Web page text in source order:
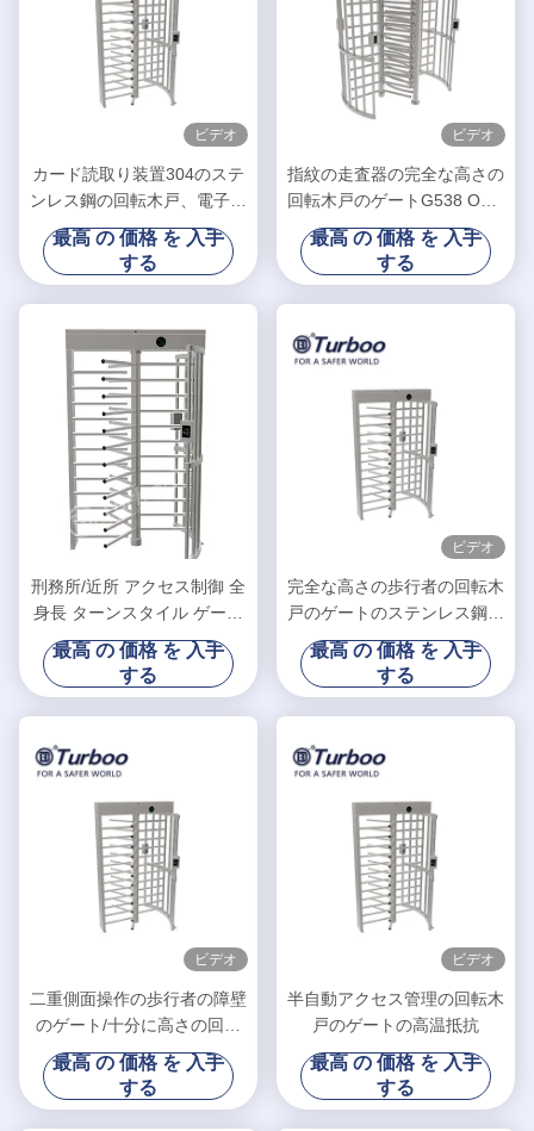
ビデオ
カード読取り装置304のステ
ンレス鋼の回転木戸、電子回
転木戸のゲート
最高 の 価格 を 入手
する
ビデオ
指紋の走査器の完全な高さの
回転木戸のゲートG538 OEM
サービス回転木戸モーター
最高 の 価格 を 入手
する
刑務所/近所 アクセス制御 全
身長 ターンスタイル ゲート
QRコード 50Hz 入力
最高 の 価格 を 入手
する
ビデオ
完全な高さの歩行者の回転木
戸のゲートのステンレス鋼の
高い安全性IC ID
最高 の 価格 を 入手
する
ビデオ
二重側面操作の歩行者の障壁
のゲート/十分に高さの回転
木戸
最高 の 価格 を 入手
する
ビデオ
半自動アクセス管理の回転木
戸のゲートの高温抵抗
最高 の 価格 を 入手
する